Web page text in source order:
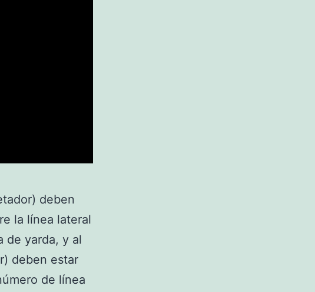
deben
la línea lateral
de yarda, y al
deben estar
de línea